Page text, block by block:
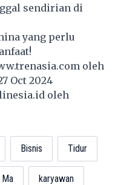
sendirian di
yang perlu
oleh
Oct 2024
oleh
Bisnis Tidur
karyawan